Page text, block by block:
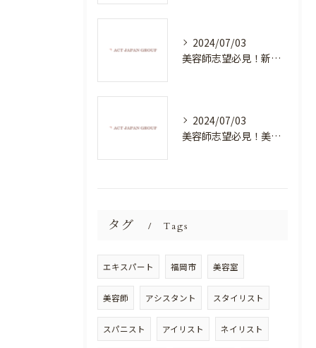
2024/07/03
美容師志望必見！新たな価値を創造する美容室でハイレベルな技術を学べる環境
2024/07/03
美容師志望必見！美容室NEWSTANDARDで最高のスキルアップを目指そう！
タグ Tags
エキスパート 福岡市 美容室
美容師 アシスタント スタイリスト
スパニスト アイリスト ネイリスト